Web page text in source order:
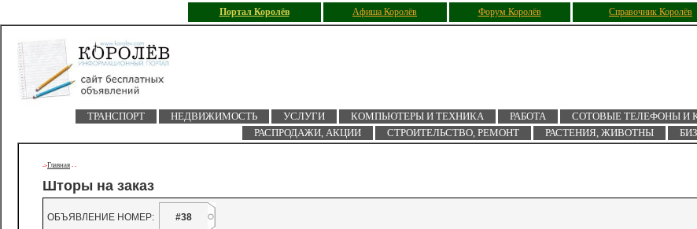
Портал Королёв Афиша Королёв Форум Королёв Справочник Королёв
ТРАНСПОРТ НЕДВИЖИМОСТЬ УСЛУГИ КОМПЬЮТЕРЫ И ТЕХНИКА РАБОТА СОТОВЫЕ ТЕЛЕФОНЫ И
РАСПРОДАЖИ, АКЦИИ
СТРОИТЕЛЬСТВО, РЕМОНТ РАСТЕНИЯ, ЖИВОТНЫ
->Главная - -
Шторы на заказ
ОБЪЯВЛЕНИЕ НОМЕР:
#38